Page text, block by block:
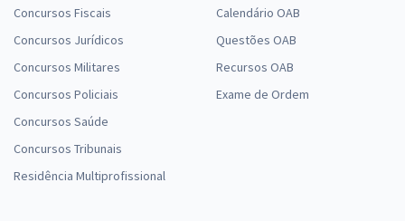
Concursos Fiscais
Concursos Jurídicos
Concursos Militares
Concursos Policiais
Concursos Saúde
Concursos Tribunais
Residência Multiprofissional
Calendário OAB
Questões OAB
Recursos OAB
Exame de Ordem